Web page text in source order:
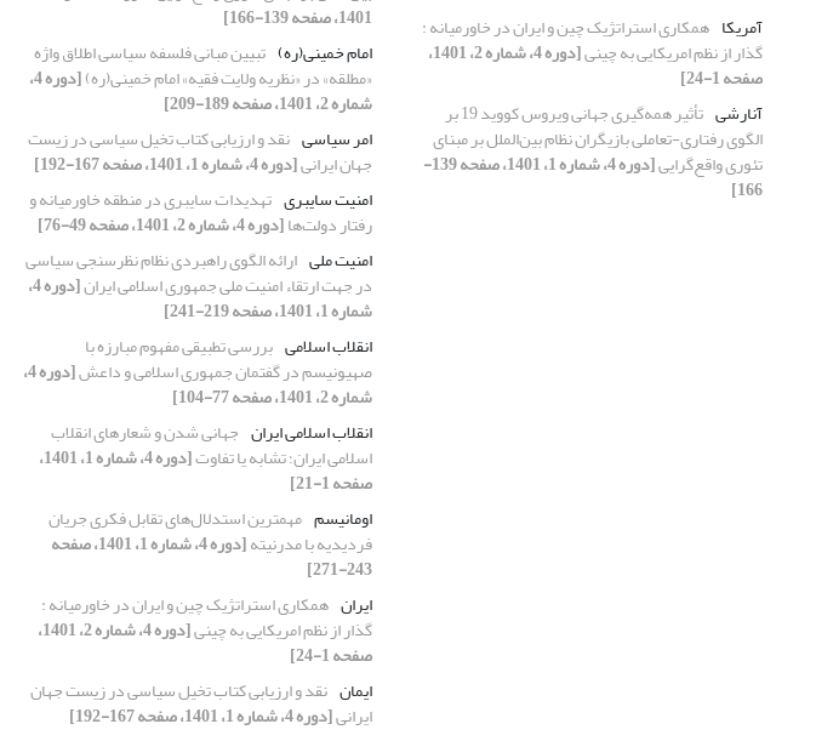
آمریکا همکاری استراتژیک چین و ایران در خاورمیانه :
گذار از نظم امریکایی به چینی [دوره 4، شماره 2، 1401،
صفحه 1-24]
آنارشی
تأثیر همه‌گیری جهانی ویروس کووید 19 بر
الگوی رفتاری-تعاملی بازیگران نظام بین‌الملل بر مبنای
تئوری واقع‌گرایی [دوره 4، شماره 1، 1401، صفحه 139-
166]
1401، صفحه 139-166]
امام خمینی(ره) تبیین مبانی فلسفه سیاسی اطلاق واژه
«مطلقه» در «نظریه ولایت فقیه» امام خمینی(ره) [دوره 4،
شماره 2، 1401، صفحه 189-209]
امر سیاسی نقد و ارزیابی کتاب تخیل سیاسی در زیست
جهان ایرانی[دوره 4، شماره 1، 1401، صفحه 167-192]
امنیت سایبری تهدیدات سایبری در منطقه خاورمیانه و
رفتار‌ دولت‌ها[دوره 4، شماره 2، 1401، صفحه 49-76]
امنیت ملی ارائه الگوی راهبردی نظام نظرسنجی سیاسی
در جهت ارتقاء امنیت ملی جمهوری اسلامی ایران [دوره 4،
شماره 1، 1401، صفحه 219-241]
انقلاب اسلامی بررسی تطبیقی مفهوم مبارزه با
صهیونیسم در گفتمان جمهوری اسلامی و داعش [دوره 4،
شماره 2، 1401، صفحه 77-104]
انقلاب اسلامی ایران جهانی شدن و شعارهای انقلاب
اسلامی ایران؛ تشابه یا تفاوت [دوره 4، شماره 1، 1401،
صفحه 1-21]
اومانیسم مهمترین استدلال‌های تقابل فکری جریان
فردیدیه با مدرنیته [دوره 4، شماره 1، 1401، صفحه
243-271]
ایران همکاری استراتژیک چین و ایران در خاورمیانه :
گذار از نظم امریکایی به چینی [دوره 4، شماره 2، 1401،
صفحه 1-24]
ایمان نقد و ارزیابی کتاب تخیل سیاسی در زیست جهان
ایرانی[دوره 4، شماره 1، 1401، صفحه 167-192]